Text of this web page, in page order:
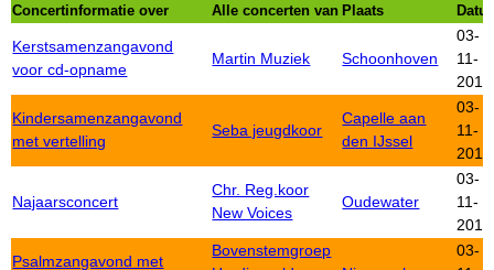
Concertinformatie over Alle concerten van Plaats
Kerstsamenzangavond
voor cd-opname
Martin Muziek Schoonhoven
03-
11-
2012
Kindersamenzangavond
met vertelling
Seba jeugdkoor
Capelle aan
den IJssel
03-
11-
2012
Najaarsconcert
Chr. Reg.koor
New Voices
Oudewater
03-
11-
2012
Psalmzangavond met
Bovenstemgroep
03-